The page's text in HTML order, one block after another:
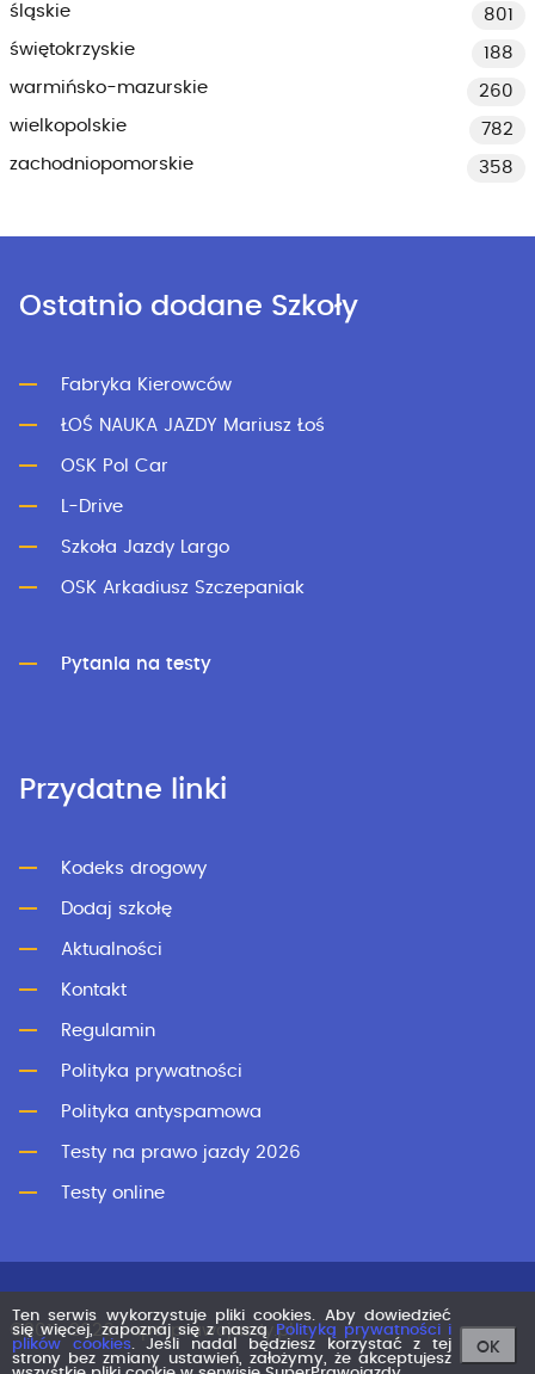
śląskie
801
świętokrzyskie
188
warmińsko-mazurskie
260
wielkopolskie
782
zachodniopomorskie
358
Ostatnio dodane Szkoły
Fabryka Kierowców
ŁOŚ NAUKA JAZDY Mariusz Łoś
OSK Pol Car
L-Drive
Szkoła Jazdy Largo
OSK Arkadiusz Szczepaniak
Pytania na testy
Przydatne linki
Kodeks drogowy
Dodaj szkołę
Aktualności
Kontakt
Regulamin
Polityka prywatności
Polityka antyspamowa
Testy na prawo jazdy 2026
Testy online
©2011-2026 superprawojazdy.pl
Ten serwis wykorzystuje pliki cookies. Aby dowiedzieć
się więcej, zapoznaj się z naszą
Polityką prywatności i
plików cookies. Jeśli nadal będziesz korzystać z tej
strony bez zmiany ustawień, założymy, że akceptujesz
OK